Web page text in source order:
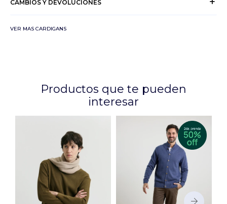
CAMBIOS Y DEVOLUCIONES
VER MAS CARDIGANS
Productos que te pueden
interesar